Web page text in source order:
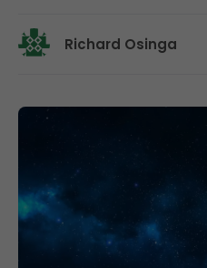
Richard Osinga